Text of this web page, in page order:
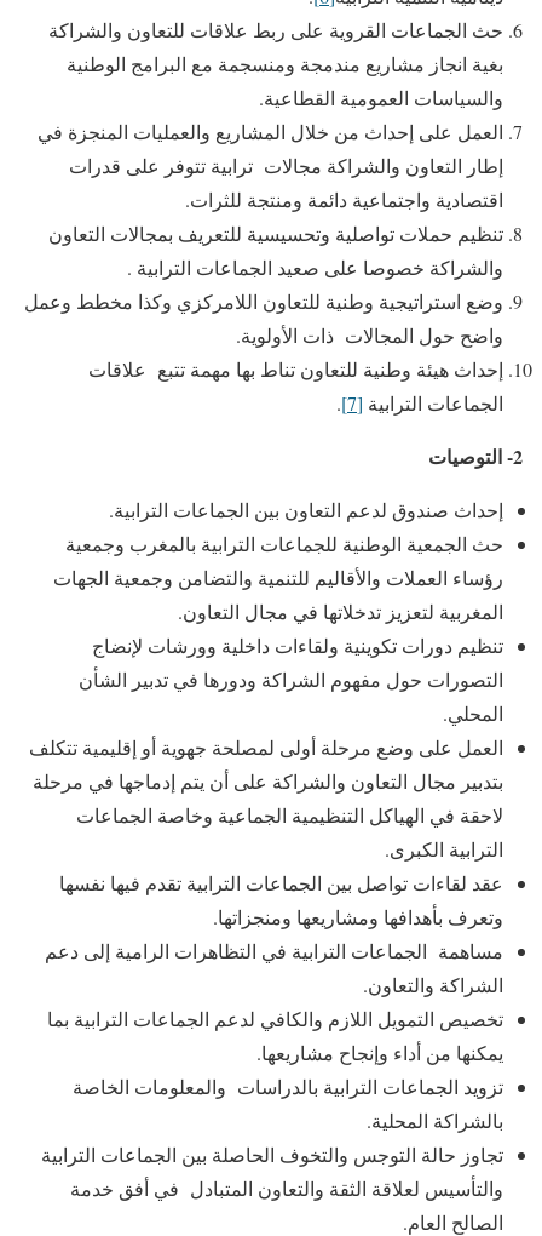
حث الجماعات القروية على ربط علاقات للتعاون والشراكة
بغية انجاز مشاريع مندمجة ومنسجمة مع البرامج الوطنية
والسياسات العمومية القطاعية.
العمل على إحداث من خلال المشاريع والعمليات المنجزة في
إطار التعاون والشراكة مجالات ترابية تتوفر على قدرات
اقتصادية واجتماعية دائمة ومنتجة للثرات.
تنظيم حملات تواصلية وتحسيسية للتعريف بمجالات التعاون
والشراكة خصوصا على صعيد الجماعات الترابية .
وضع استراتيجية وطنية للتعاون اللامركزي وكذا مخطط وعمل
واضح حول المجالات ذات الأولوية.
إحداث هيئة وطنية للتعاون تناط بها مهمة تتبع علاقات
الجماعات الترابية [7]
.
2- التوصيات
إحداث صندوق لدعم التعاون بين الجماعات الترابية.
حث الجمعية الوطنية للجماعات الترابية بالمغرب وجمعية
رؤساء العملات والأقاليم للتنمية والتضامن وجمعية الجهات
المغربية لتعزيز تدخلاتها في مجال التعاون.
تنظيم دورات تكوينية ولقاءات داخلية وورشات لإنضاج
التصورات حول مفهوم الشراكة ودورها في تدبير الشأن
المحلي.
العمل على وضع مرحلة أولى لمصلحة جهوية أو إقليمية تتكلف
بتدبير مجال التعاون والشراكة على أن يتم إدماجها في مرحلة
لاحقة في الهياكل التنظيمية الجماعية وخاصة الجماعات
الترابية الكبرى.
عقد لقاءات تواصل بين الجماعات الترابية تقدم فيها نفسها
وتعرف بأهدافها ومشاريعها ومنجزاتها.
مساهمة الجماعات الترابية في التظاهرات الرامية إلى دعم
الشراكة والتعاون.
تخصيص التمويل اللازم والكافي لدعم الجماعات الترابية بما
يمكنها من أداء وإنجاح مشاريعها.
تزويد الجماعات الترابية بالدراسات والمعلومات الخاصة
بالشراكة المحلية.
تجاوز حالة التوجس والتخوف الحاصلة بين الجماعات الترابية
والتأسيس لعلاقة الثقة والتعاون المتبادل في أفق خدمة
الصالح العام.